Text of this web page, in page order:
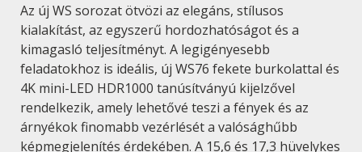
Az új WS sorozat ötvözi az elegáns, stílusos
kialakítást, az egyszerű hordozhatóságot és a
kimagasló teljesítményt. A legigényesebb
feladatokhoz is ideális, új WS76 fekete burkolattal és
4K mini-LED HDR1000 tanúsítványú kijelzővel
rendelkezik, amely lehetővé teszi a fények és az
árnyékok finomabb vezérlését a valósághűbb
képmegjelenítés érdekében. A 15,6 és 17,3 hüvelykes